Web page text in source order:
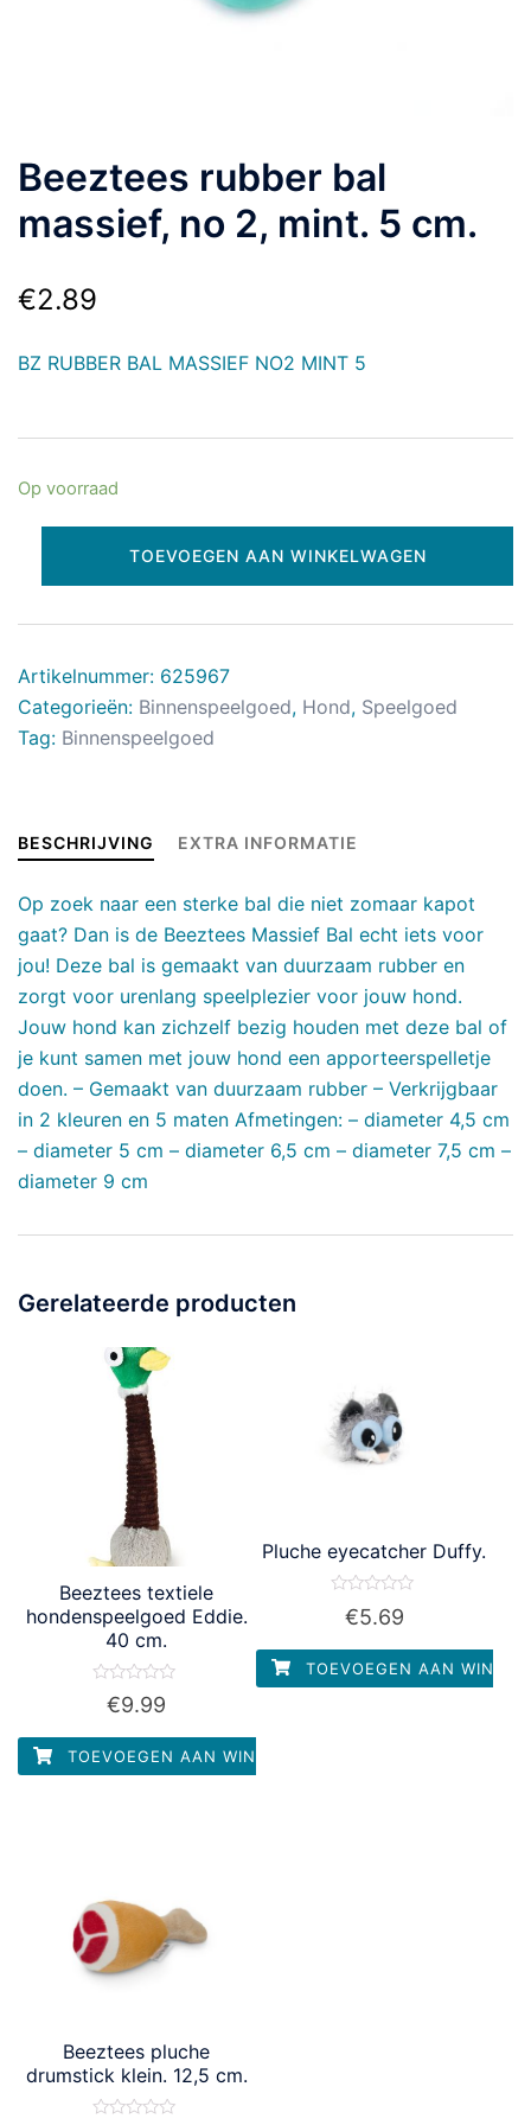
Beeztees rubber bal
massief, no 2, mint. 5 cm.
€2.89
BZ RUBBER BAL MASSIEF NO2 MINT 5
Op voorraad
TOEVOEGEN AAN WINKELWAGEN
Artikelnummer: 625967
Categorieën: Binnenspeelgoed, Hond, Speelgoed
Tag: Binnenspeelgoed
BESCHRIJVING EXTRA INFORMATIE
Op zoek naar een sterke bal die niet zomaar kapot
gaat? Dan is de Beeztees Massief Bal echt iets voor
jou! Deze bal is gemaakt van duurzaam rubber en
zorgt voor urenlang speelplezier voor jouw hond.
Jouw hond kan zichzelf bezig houden met deze bal of
je kunt samen met jouw hond een apporteerspelletje
doen. – Gemaakt van duurzaam rubber – Verkrijgbaar
in 2 kleuren en 5 maten Afmetingen: – diameter 4,5 cm
– diameter 5 cm – diameter 6,5 cm – diameter 7,5 cm –
diameter 9 cm
Gerelateerde producten
Beeztees textiele
hondenspeelgoed Eddie.
40 cm.
Waardering
5
€9.99
TOEVOEGEN AAN WINKELWAGEN
Pluche eyecatcher Duffy.
Waardering
5
€5.69
TOEVOEGEN AAN
Beeztees pluche
drumstick klein. 12,5 cm.